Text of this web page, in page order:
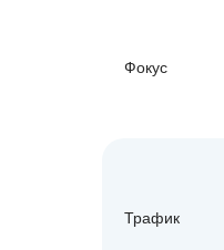
Фокус
Трафик